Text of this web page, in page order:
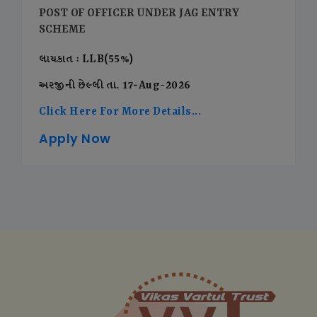
POST OF OFFICER UNDER JAG ENTRY
SCHEME
લાયકાત : LLB(55%)
અરજીની છેલ્લી તા. 17-Aug-2026
Click Here For More Details...
Apply Now